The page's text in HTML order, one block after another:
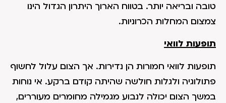
טובה ובריאה יותר. בטווח הארוך היתרון הגדול הינו
צמצום המחלות הכרוניות.
תופעות לוואי
תופעות לוואי חמורות הן נדירות. אך הצום עלול לחשוף
פתולוגיה ולגלות חולשה שהיתה קודם ברקע. אי נוחות
במשך הצום יכולה לנבוע מגמילה מחומרים מעוררים,